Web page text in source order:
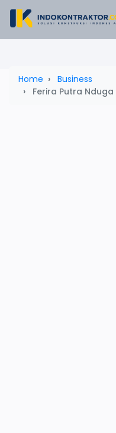
Home
Business
Ferira Putra